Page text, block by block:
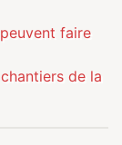
faire
de la